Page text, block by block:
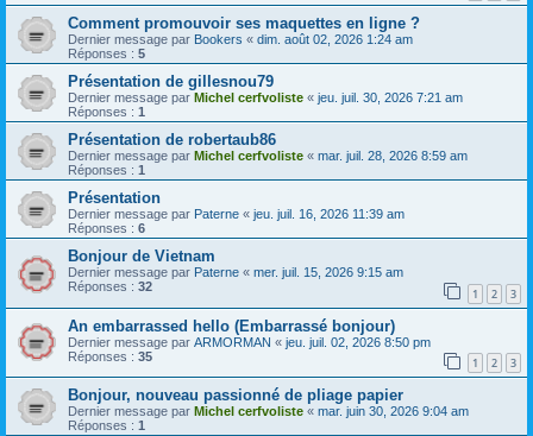
Comment promouvoir ses maquettes en ligne ?
Dernier message par Bookers « dim. août 02, 2026 1:24 am
Réponses : 5
Présentation de gillesnou79
Dernier message par Michel cerfvoliste « jeu. juil. 30, 2026 7:21 am
Réponses : 1
Présentation de robertaub86
Dernier message par Michel cerfvoliste « mar. juil. 28, 2026 8:59 am
Réponses : 1
Présentation
Dernier message par Paterne « jeu. juil. 16, 2026 11:39 am
Réponses : 6
Bonjour de Vietnam
Dernier message par Paterne « mer. juil. 15, 2026 9:15 am
Réponses : 32 1 2 3
An embarrassed hello (Embarrassé bonjour)
Dernier message par ARMORMAN « jeu. juil. 02, 2026 8:50 pm
Réponses : 35 1 2 3
Bonjour, nouveau passionné de pliage papier
Dernier message par Michel cerfvoliste « mar. juin 30, 2026 9:04 am
Réponses : 1